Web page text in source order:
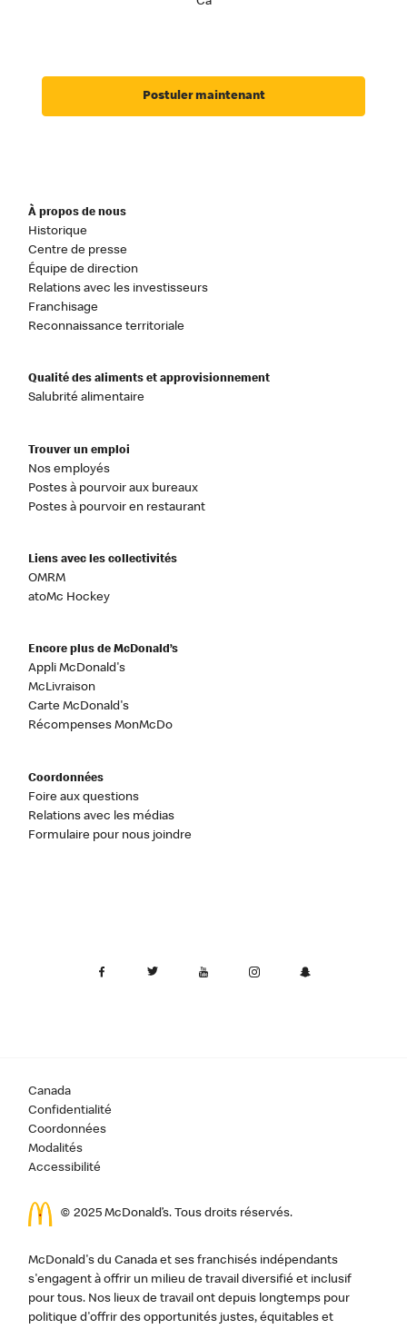
Postuler maintenant
À propos de nous
Historique
Centre de presse
Équipe de direction
Relations avec les investisseurs
Franchisage
Reconnaissance territoriale
Qualité des aliments et approvisionnement
Salubrité alimentaire
Trouver un emploi
Nos employés
Postes à pourvoir aux bureaux
Postes à pourvoir en restaurant
Liens avec les collectivités
OMRM
atoMc Hockey
Encore plus de McDonald’s
Appli McDonald's
McLivraison
Carte McDonald's
Récompenses MonMcDo
Coordonnées
Foire aux questions
Relations avec les médias
Formulaire pour nous joindre
Canada
Confidentialité
Coordonnées
Modalités
Accessibilité
© 2025 McDonald’s. Tous droits réservés.
McDonald's du Canada et ses franchisés indépendants
s'engagent à offrir un milieu de travail diversifié et inclusif
pour tous. Nos lieux de travail ont depuis longtemps pour
politique d'offrir des opportunités justes, équitables et